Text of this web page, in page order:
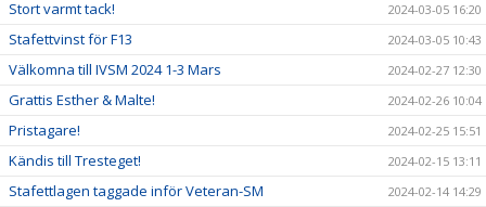
Stort varmt tack! 2024-03-05 16:20
Stafettvinst för F13 2024-03-05 10:43
Välkomna till IVSM 2024 1-3 Mars 2024-02-27 12:30
Grattis Esther & Malte! 2024-02-26 10:04
Pristagare! 2024-02-25 15:51
Kändis till Tresteget! 2024-02-15 13:11
Stafettlagen taggade inför Veteran-SM 2024-02-14 14:29